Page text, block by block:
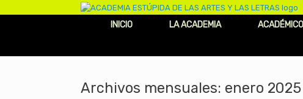
INICIO LA ACADEMIA
Archivos mensuales: enero 2025